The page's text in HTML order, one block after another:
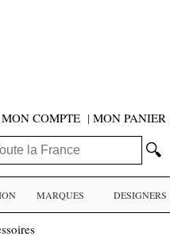
MON COMPTE | MON PANIER
🔍
MARQUES DESIGNERS